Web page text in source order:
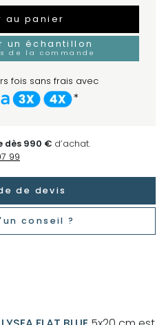
au panier
un échantillon
de la commande
fois sans frais avec
*
dès 990 € d’achat.
99
de devis
conseil ?